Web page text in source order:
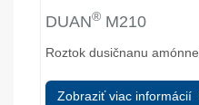
DUAN® M210
Roztok dusičnanu
Zobraziť viac informácií